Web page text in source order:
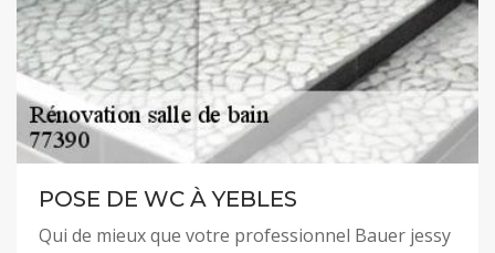
POSE DE WC À YEBLES
Qui de mieux que votre professionnel Bauer jessy